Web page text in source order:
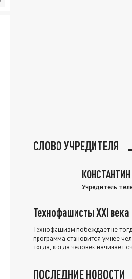
СЛОВО УЧРЕДИТЕЛЯ
Учредитель
Технофашисты XXI века
Технофашизм побеждает не
программа становится умнее
тогда, когда человек начинает
ПОСЛЕДНИЕ НОВОСТИ